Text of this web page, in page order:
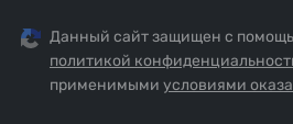
Данный сайт защищен с
политикой
применимыми условиями